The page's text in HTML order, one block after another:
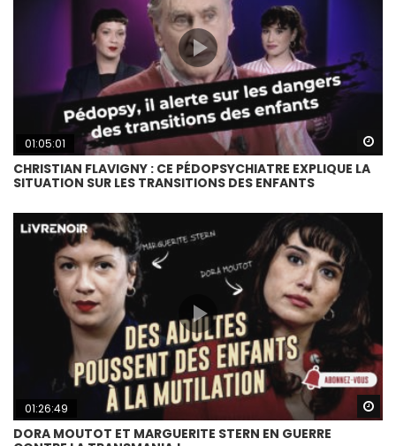
01:05:01
CHRISTIAN FLAVIGNY : CE PÉDOPSYCHIATRE EXPLIQUE LA
SITUATION SUR LES TRANSITIONS DES ENFANTS
01:26:49
DORA MOUTOT ET MARGUERITE STERN EN GUERRE